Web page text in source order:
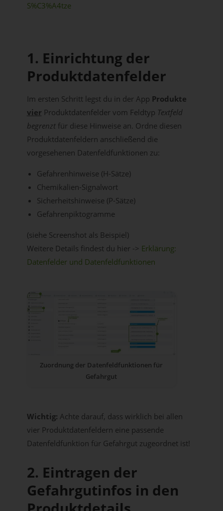
S%C3%A4tze
1. Einrichtung der
Produktdatenfelder
Im ersten Schritt legst du in der App Produkte
vier Produktdatenfelder vom Feldtyp Textfeld
begrenztfür diese Hinweise an. Ordne diesen
Produktdatenfeldern anschließend die
vorgesehenen Datenfeldfunktionen zu:
Gefahrenhinweise (H-Sätze)
Chemikalien-Signalwort
Sicherheitshinweise (P-Sätze)
Gefahrenpiktogramme
(siehe Screenshot als Beispiel)
Weitere Details findest du hier -> Erklärung:
Datenfelder und Datenfeldfunktionen
Zuordnung der Datenfeldfunktionen für
Gefahrgut
Wichtig: Achte darauf, dass wirklich bei allen
vier Produktdatenfeldern eine passende
Datenfeldfunktion für Gefahrgut zugeordnet ist!
2. Eintragen der
Gefahrgutinfos in den